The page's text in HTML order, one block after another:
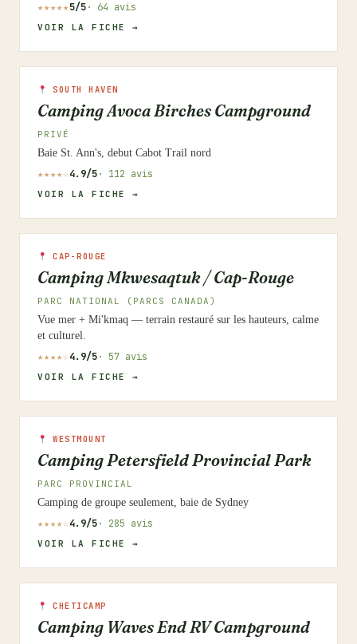
★★★★★5/5· 64 avis
VOIR LA FICHE →
SOUTH HAVEN
Camping Avoca Birches Campground
PRIVÉ
Baie St. Ann's, debut Cabot Trail nord
★★★★☆4.9/5· 112 avis
VOIR LA FICHE →
CAP-ROUGE
Camping Mkwesaqtuk / Cap-Rouge
PARC NATIONAL (PARCS CANADA)
Vue mer + Mi'kmaq — terrain restauré sur les hauteurs, calme
et culturel.
★★★★☆4.9/5· 57 avis
VOIR LA FICHE →
WESTMOUNT
Camping Petersfield Provincial Park
PARC PROVINCIAL
Camping de groupe seulement, baie de Sydney
★★★★☆4.9/5· 285 avis
VOIR LA FICHE →
CHETICAMP
Camping Waves End RV Campground